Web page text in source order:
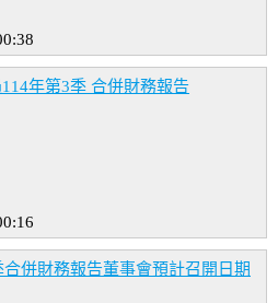
年第3季 合併財務報告
併財務報告董事會預計召開日期